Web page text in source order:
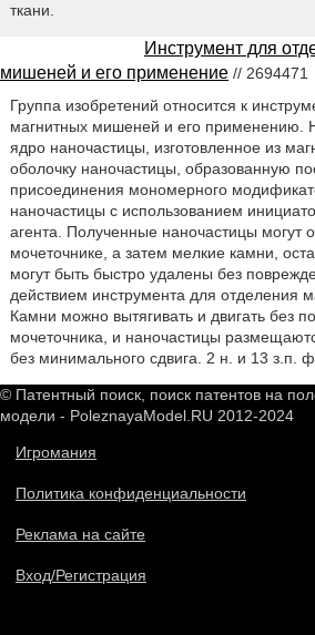
ткани.
Инструмент для
мишеней и его применение // 2694471
Группа изобретений относится к
магнитных мишеней и его применению.
ядро наночастицы, изготовленное из
оболочку наночастицы, образованную
присоединения мономерного
наночастицы с использованием
агента. Полученные наночастицы могут
мочеточнике, а затем мелкие камни,
могут быть быстро удалены без
действием инструмента для отделения
Камни можно вытягивать и двигать без
мочеточника, и наночастицы
без минимального сдвига. 2 н. и 13 з.п.
© Патентный поиск, поиск патентов на
модели - PoleznayaModel.RU 2012-2024
Игромания
Политика конфиденциальности
Реклама на сайте
Вход/Регистрация